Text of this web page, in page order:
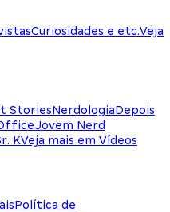
Curiosidades e etc.Veja
StoriesNerdologiaDepois
Jovem Nerd
KVeja mais em Vídeos
Política de